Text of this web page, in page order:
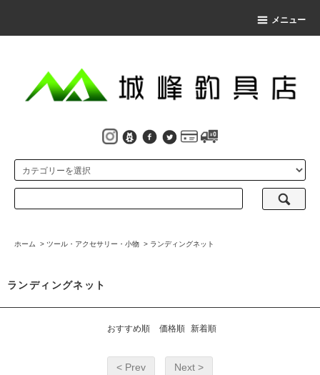
メニュー
ホーム > ツール・アクセサリー・小物 > ランディングネット
ランディングネット
おすすめ順 価格順 新着順
< Prev Next >